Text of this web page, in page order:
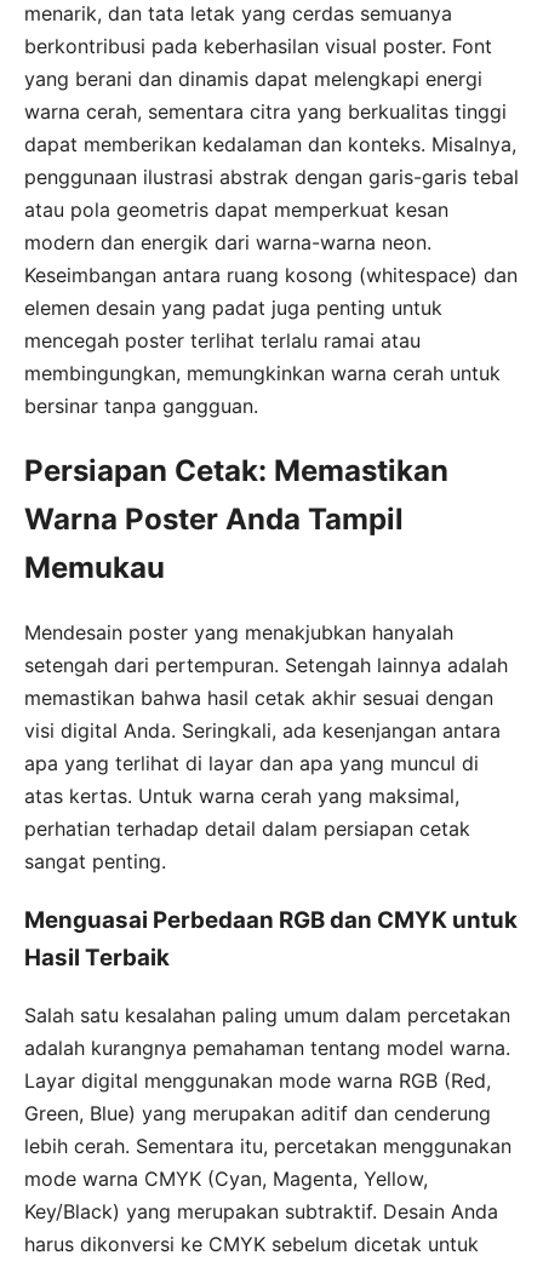
menarik, dan tata letak yang cerdas semuanya
berkontribusi pada keberhasilan visual poster. Font
yang berani dan dinamis dapat melengkapi energi
warna cerah, sementara citra yang berkualitas tinggi
dapat memberikan kedalaman dan konteks. Misalnya,
penggunaan ilustrasi abstrak dengan garis-garis tebal
atau pola geometris dapat memperkuat kesan
modern dan energik dari warna-warna neon.
Keseimbangan antara ruang kosong (whitespace) dan
elemen desain yang padat juga penting untuk
mencegah poster terlihat terlalu ramai atau
membingungkan, memungkinkan warna cerah untuk
bersinar tanpa gangguan.
Persiapan Cetak: Memastikan
Warna Poster Anda Tampil
Memukau
Mendesain poster yang menakjubkan hanyalah
setengah dari pertempuran. Setengah lainnya adalah
memastikan bahwa hasil cetak akhir sesuai dengan
visi digital Anda. Seringkali, ada kesenjangan antara
apa yang terlihat di layar dan apa yang muncul di
atas kertas. Untuk warna cerah yang maksimal,
perhatian terhadap detail dalam persiapan cetak
sangat penting.
Menguasai Perbedaan RGB dan CMYK untuk
Hasil Terbaik
Salah satu kesalahan paling umum dalam percetakan
adalah kurangnya pemahaman tentang model warna.
Layar digital menggunakan mode warna RGB (Red,
Green, Blue) yang merupakan aditif dan cenderung
lebih cerah. Sementara itu, percetakan menggunakan
mode warna CMYK (Cyan, Magenta, Yellow,
Key/Black) yang merupakan subtraktif. Desain Anda
harus dikonversi ke CMYK sebelum dicetak untuk